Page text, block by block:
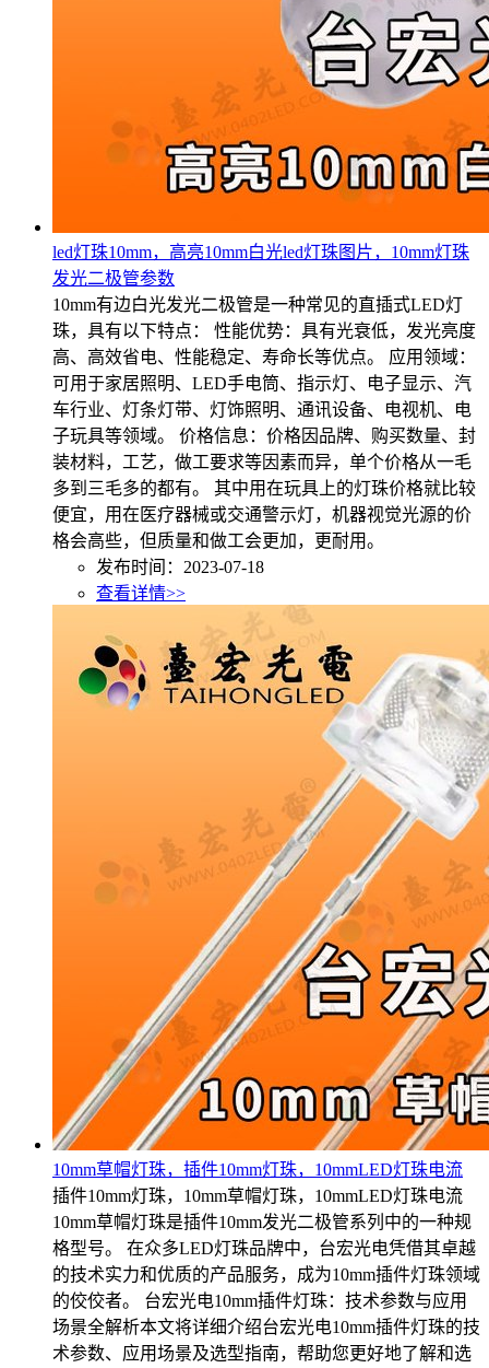
led灯珠10mm，高亮10mm白光led灯珠图片，10mm灯珠
发光二极管参数
10mm有边白光发光二极管是一种常见的直插式LED灯
珠，具有以下特点： 性能优势：具有光衰低，发光亮度
高、高效省电、性能稳定、寿命长等优点。 应用领域：
可用于家居照明、LED手电筒、指示灯、电子显示、汽
车行业、灯条灯带、灯饰照明、通讯设备、电视机、电
子玩具等领域。 价格信息：价格因品牌、购买数量、封
装材料，工艺，做工要求等因素而异，单个价格从一毛
多到三毛多的都有。 其中用在玩具上的灯珠价格就比较
便宜，用在医疗器械或交通警示灯，机器视觉光源的价
格会高些，但质量和做工会更加，更耐用。
发布时间：2023-07-18
查看详情>>
10mm草帽灯珠，插件10mm灯珠，10mmLED灯珠电流
插件10mm灯珠，10mm草帽灯珠，10mmLED灯珠电流
10mm草帽灯珠是插件10mm发光二极管系列中的一种规
格型号。 在众多LED灯珠品牌中，台宏光电凭借其卓越
的技术实力和优质的产品服务，成为10mm插件灯珠领域
的佼佼者。 台宏光电10mm插件灯珠：技术参数与应用
场景全解析本文将详细介绍台宏光电10mm插件灯珠的技
术参数、应用场景及选型指南，帮助您更好地了解和选